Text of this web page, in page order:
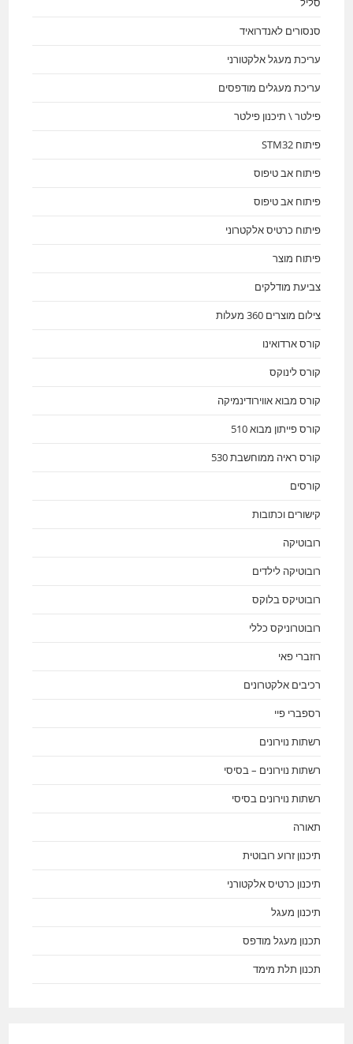
סנסורים לאנדרואיד
עריכת מעגל אלקטורני
עריכת מעגלים מודפסים
פילטר \ תיכנון פילטר
פיתוח STM32
פיתוח אב טיפוס
פיתוח אב טיפוס
פיתוח כרטיס אלקטרוני
פיתוח מוצר
צביעת מודלקים
צילום מוצרים 360 מעלות
קורס ארדואינו
קורס לינוקס
קורס מבוא אווירודינמיקה
קורס פייתון מבוא 510
קורס ראיה ממוחשבת 530
קורסים
קישורים וכתובות
רובוטיקה
רובוטיקה לילדים
רובוטיקס בלוקס
רובוטרוניקס כללי
רוזברי פאי
רכיבים אלקטרונים
רספברי פיי
רשתות נוירונים
רשתות נוירונים – בסיסי
רשתות נוירונים בסיסי
תאורה
תיכנון זרוע רובוטית
תיכנון כרטיס אלקטורני
תיכנון מעגל
תכנון מעגל מודפס
תכנון תלת מימד